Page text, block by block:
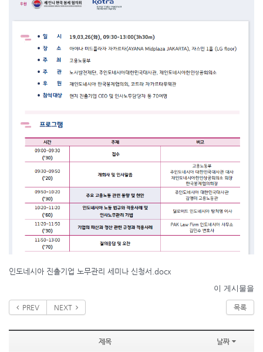
인도네시아 진출기업 노무관리 세미나 신청서.docx
이 게시물을
PREV NEXT 목록
제목 날짜